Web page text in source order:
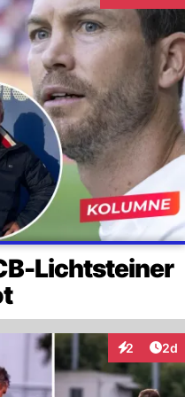
Lichtsteiner
2 2d